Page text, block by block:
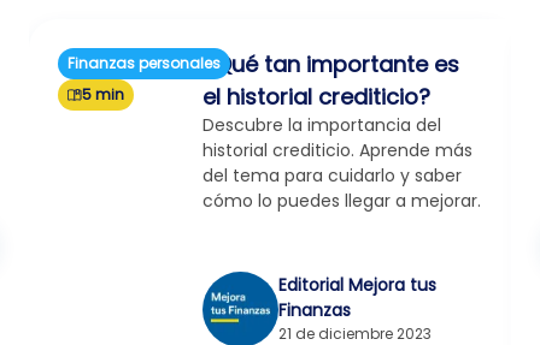
Finanzas personales
5 min
¿Qué tan importante es
el historial crediticio?
Descubre la importancia del
historial crediticio. Aprende más
del tema para cuidarlo y saber
cómo lo puedes llegar a mejorar.
Editorial Mejora tus
Finanzas
21 de diciembre 2023